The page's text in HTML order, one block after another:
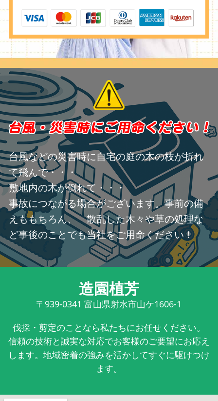
台風などの災害時に自宅の庭の木の枝が折れ
て飛んで・・・
敷地内の木が倒れて・・・
事故につながる場合がございます。事前の備
えももちろん、 散乱した木々や草の処理な
ど事後のことでも当社をご用命ください！
造園植芳
〒939-0341 富山県射水市山ケ1606-1
伐採・剪定のことなら私たちにお任せください。
信頼の技術と誠実な対応でお客様のご要望にお応え
します。地域密着の強みを活かしてすぐに駆けつけ
ます。